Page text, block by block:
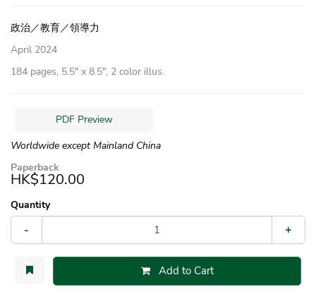
政治／教育／領導力
April 2024
184 pages, 5.5″ x 8.5″, 2 color illus.
PDF Preview
Worldwide except Mainland China
Paperback
HK$120.00
Quantity
- +
Add to Cart